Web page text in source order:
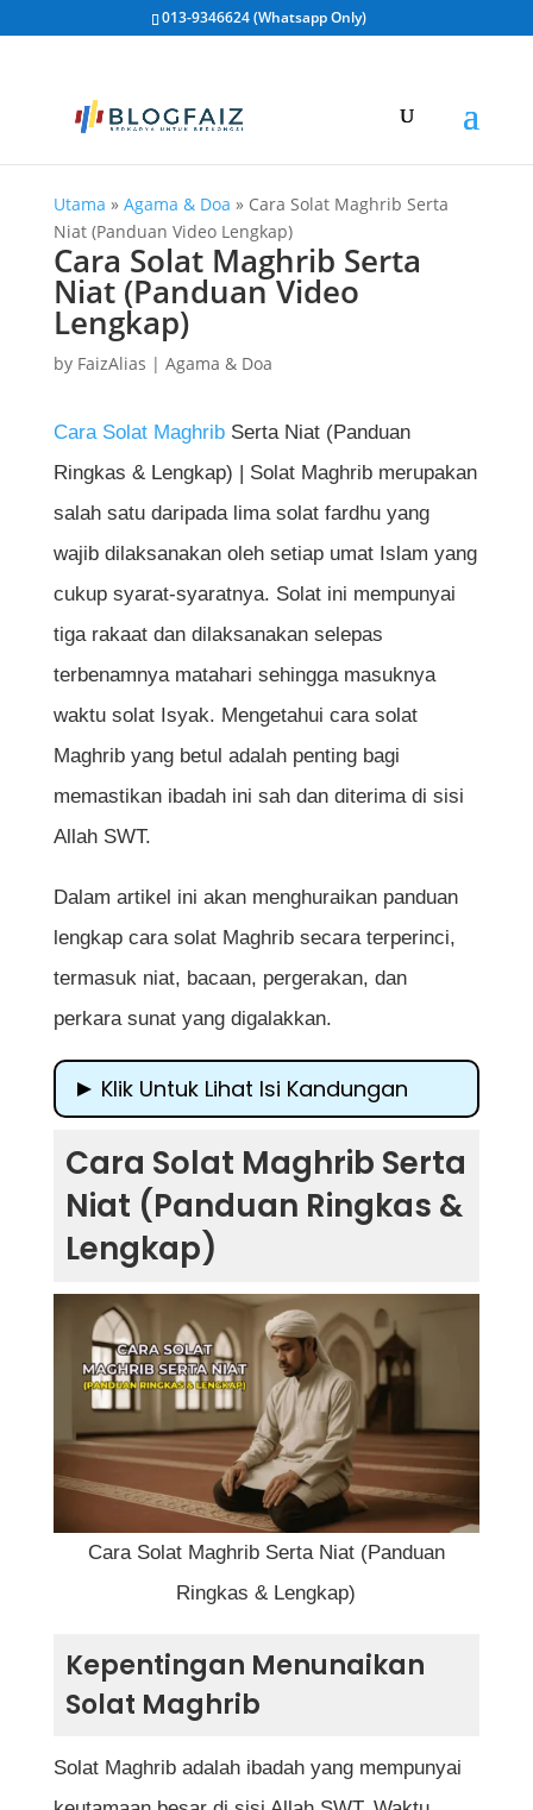
013-9346624 (Whatsapp Only)
Utama » Agama & Doa » Cara Solat Maghrib Serta
Niat (Panduan Video Lengkap)
Cara Solat Maghrib Serta
Niat (Panduan Video
Lengkap)
by FaizAlias | Agama & Doa
Cara Solat MaghribSerta Niat (Panduan
Ringkas & Lengkap) | Solat Maghrib merupakan
salah satu daripada lima solat fardhu yang
wajib dilaksanakan oleh setiap umat Islam yang
cukup syarat-syaratnya. Solat ini mempunyai
tiga rakaat dan dilaksanakan selepas
terbenamnya matahari sehingga masuknya
waktu solat Isyak. Mengetahui cara solat
Maghrib yang betul adalah penting bagi
memastikan ibadah ini sah dan diterima di sisi
Allah SWT.
Dalam artikel ini akan menghuraikan panduan
lengkap cara solat Maghrib secara terperinci,
termasuk niat, bacaan, pergerakan, dan
perkara sunat yang digalakkan.
Klik Untuk Lihat Isi Kandungan
Ringkas & Lengkap)
Kepentingan Menunaikan Solat Maghrib
Waktu Solat Maghrib
Syarat Wajib Solat Maghrib
Rukun Solat Maghrib
Cara Solat Maghrib Lengkap
1. Berdiri Tegak dan Berniat
2. Takbiratul Ihram
5. Membaca Surah atau Ayat Al-Quran
(Sunat)
6. Rukuk
Cara Solat Maghrib Serta
Niat (Panduan Ringkas &
Lengkap)
Cara Solat Maghrib Serta Niat (Panduan
Ringkas & Lengkap)
Kepentingan Menunaikan
Solat Maghrib
Solat Maghrib adalah ibadah yang mempunyai